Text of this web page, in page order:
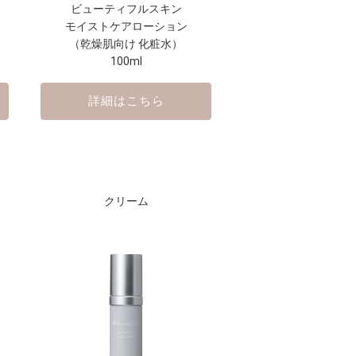
ビューティフルスキン
モイストケアローション
（乾燥肌向け 化粧水）
100ml
詳細はこちら
クリーム